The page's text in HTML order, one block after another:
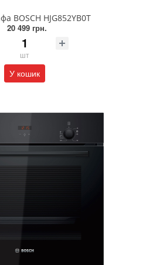
BOSCH HJG852YB0T
20 499 грн.
шт
У кошик